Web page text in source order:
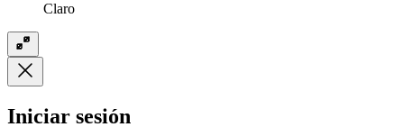
Claro
Iniciar sesión